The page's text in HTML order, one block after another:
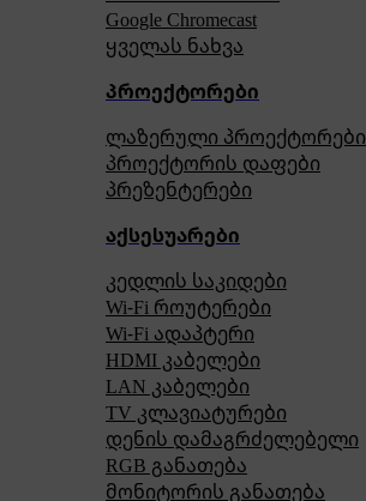
Google Chromecast
ყველას ნახვა
პროექტორები
ლაზერული პროექტორები
პროექტორის დაფები
პრეზენტერები
აქსესუარები
კედლის საკიდები
Wi-Fi როუტერები
Wi-Fi ადაპტერი
HDMI კაბელები
LAN კაბელები
TV კლავიატურები
დენის დამაგრძელებელი
RGB განათება
მონიტორის განათება